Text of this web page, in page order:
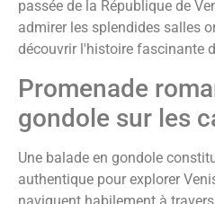
passée de la République de
admirer les splendides salles
découvrir l'histoire fascinante
Promenade
gondole sur les
Une balade en gondole
authentique pour explorer
naviguent habilement à